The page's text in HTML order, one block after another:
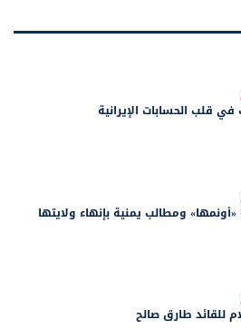
في قلب الحسابات الإيرانية
ومطالب يمنية بإنهاء ولايتها
للقائد طارق صالح